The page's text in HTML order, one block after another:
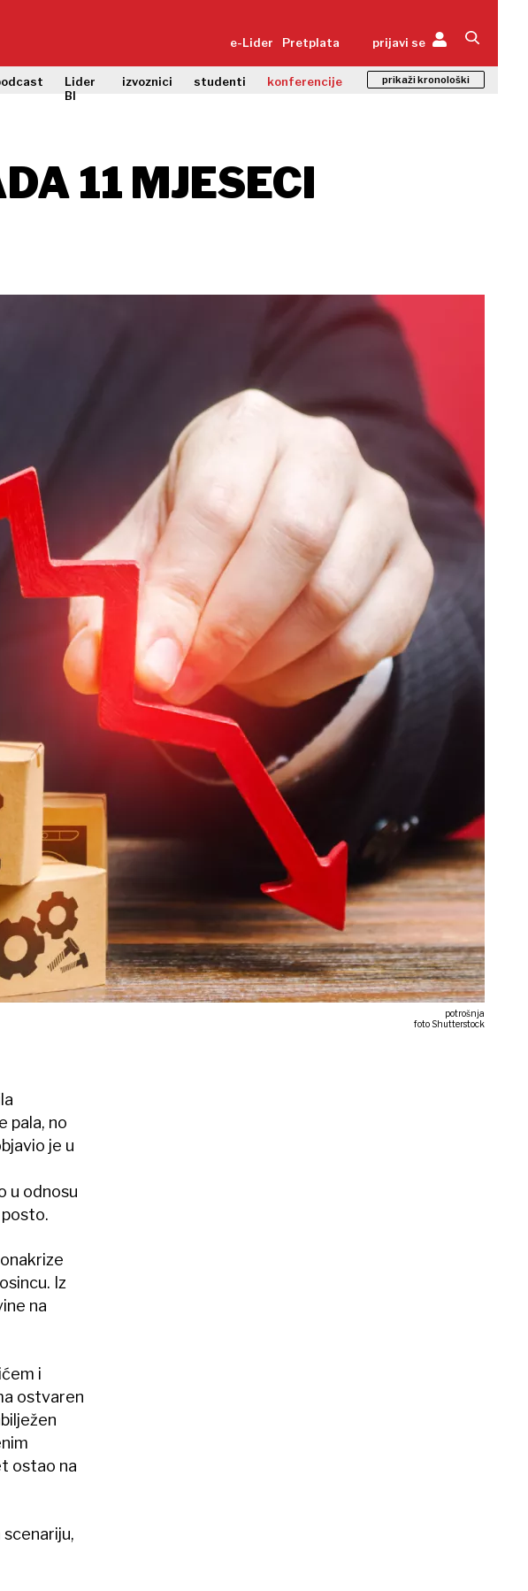
e-Lider Pretplata prijavi se
Lider
BI
izvoznici studenti konferencije prikaži kronološki
11 MJESECI
potrošnja
foto Shutterstock
pala, no
je u
u odnosu
Iz
na
i
ostvaren
ostao na